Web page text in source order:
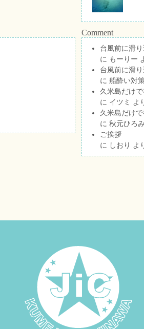
Comment
台風前に滑
に もーりー
台風前に滑
に 船酔い対
久米島だけ
に イツミ
よ
久米島だけ
に 秋元ひろ
ご挨拶
に しおり よ